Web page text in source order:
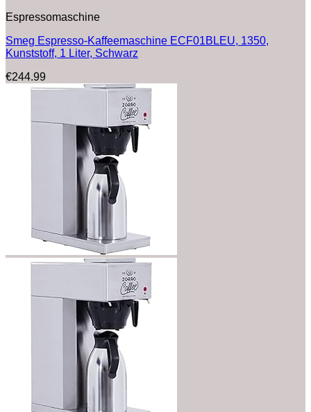
Espressomaschine
Smeg Espresso-Kaffeemaschine ECF01BLEU, 1350,
Kunststoff, 1 Liter, Schwarz
€244.99